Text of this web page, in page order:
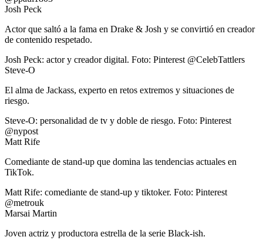
Josh Peck
Actor que saltó a la fama en Drake & Josh y se convirtió en creador
de contenido respetado.
Josh Peck: actor y creador digital. Foto: Pinterest @CelebTattlers
Steve-O
El alma de Jackass, experto en retos extremos y situaciones de
riesgo.
Steve-O: personalidad de tv y doble de riesgo. Foto: Pinterest
@nypost
Matt Rife
Comediante de stand-up que domina las tendencias actuales en
TikTok.
Matt Rife: comediante de stand-up y tiktoker. Foto: Pinterest
@metrouk
Marsai Martin
Joven actriz y productora estrella de la serie Black-ish.